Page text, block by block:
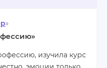
Вспоминаются
задания.
Ксении
»
изучила курс